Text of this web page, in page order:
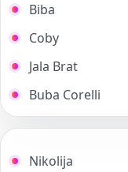
Biba
Coby
Jala Brat
Buba Corelli
Nikolija